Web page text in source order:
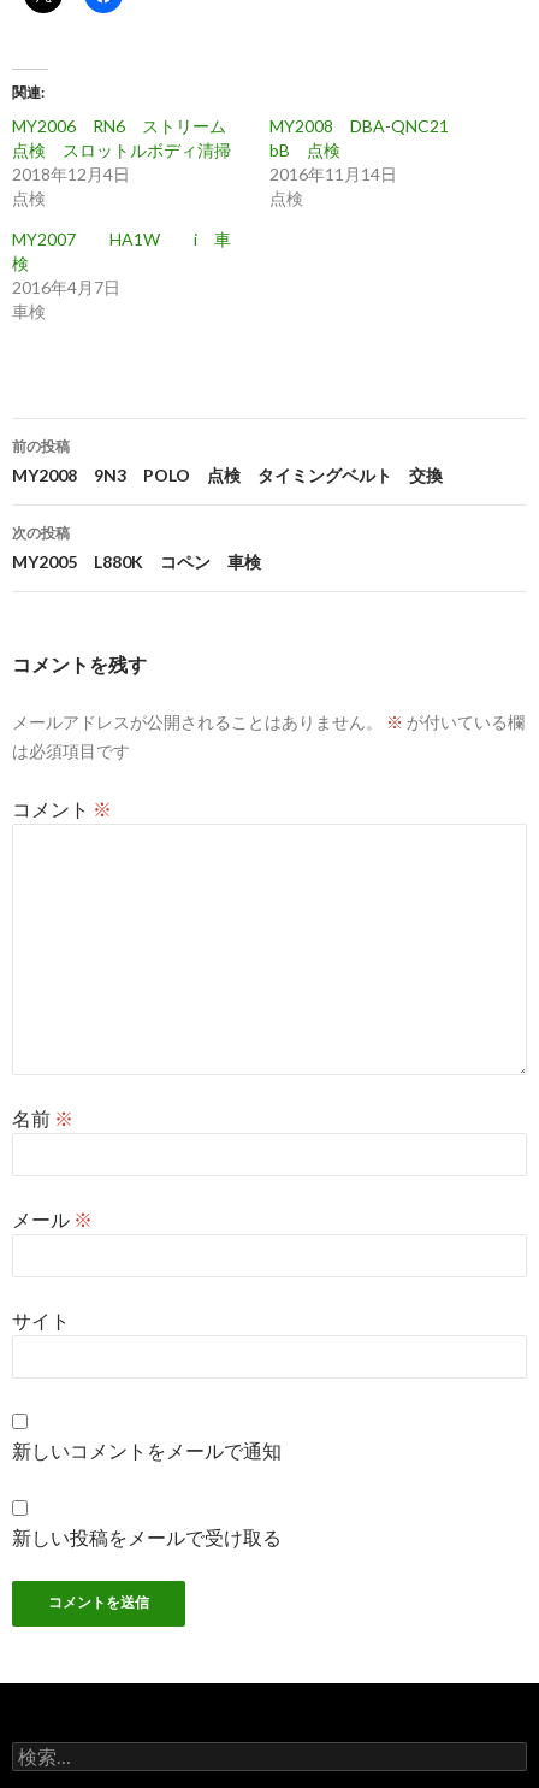
関連
MY2006 RN6 ストリーム
点検 スロットルボディ清掃
2018年12月4日
点検
MY2008 DBA-QNC21
bB 点検
2016年11月14日
点検
MY2007 HA1W i 車
検
2016年4月7日
車検
投
稿
ナ
ビ
ョ
前の投稿
MY2008 9N3 POLO 点検 タイミングベルト 交換
次の投稿
MY2005 L880K コペン 車検
コメントを残す
メールアドレスが公開されることはありません。 ※ が付いている欄
は必須項目です
コメント ※
名前 ※
メール ※
サイト
新しいコメントをメールで通知
新しい投稿をメールで受け取る
検
索: